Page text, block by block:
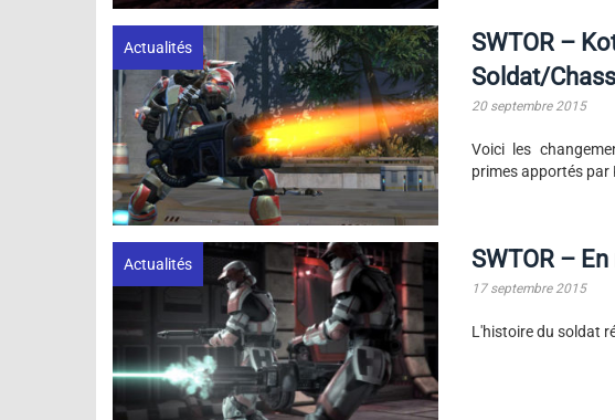
Actualités
SWTOR –
Soldat/
20 septembre 2015
Voici les
primes apportés par
Actualités SWTOR –
17 septembre 2015
L'histoire du soldat